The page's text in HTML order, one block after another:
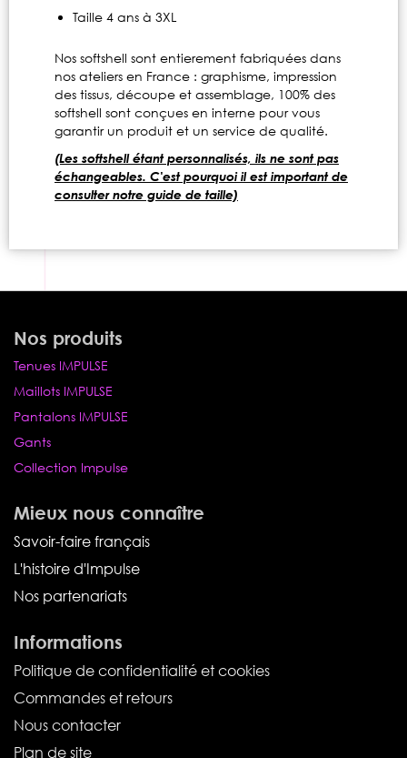
Taille 4 ans à 3XL
Nos softshell sont entierement fabriquées dans
nos ateliers en France : graphisme, impression
des tissus, découpe et assemblage, 100% des
softshell sont conçues en interne pour vous
garantir un produit et un service de qualité.
(Les softshell étant personnalisés, ils ne sont pas
échangeables. C'est pourquoi il est important de
consulter notre guide de taille)
Nos produits
Tenues IMPULSE
Maillots IMPULSE
Pantalons IMPULSE
Gants
Collection Impulse
Mieux nous connaître
Savoir-faire français
L'histoire d'Impulse
Nos partenariats
Informations
Politique de confidentialité et cookies
Commandes et retours
Nous contacter
Plan de site